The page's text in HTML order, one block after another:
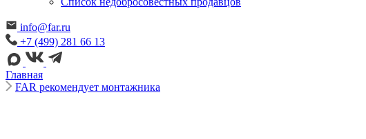
info@far.ru
+7 (499) 281 66 13
Главная
FAR рекомендует монтажника